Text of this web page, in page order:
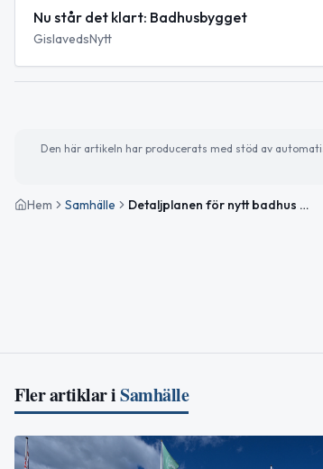
Nu står det klart: Badhusbygget
GislavedsNytt
Den här artikeln har producerats med stöd av
Hem Samhälle Detaljplanen för nytt badhus i Gislaved har vunnit laga kraft
Fler artiklar iSamhälle